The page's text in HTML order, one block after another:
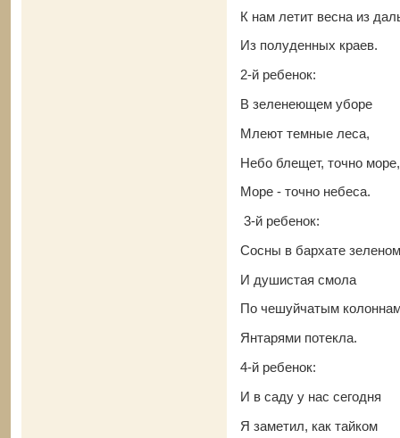
К нам летит весна из
Из полуденных краев.
2-й ребенок:
В зеленеющем уборе
Млеют темные леса,
Небо блещет, точно море,
Море - точно небеса.
3-й ребенок:
Сосны в бархате
И душистая смола
По чешуйчатым
Янтарями потекла.
4-й ребенок:
И в саду у нас сегодня
Я заметил, как тайком